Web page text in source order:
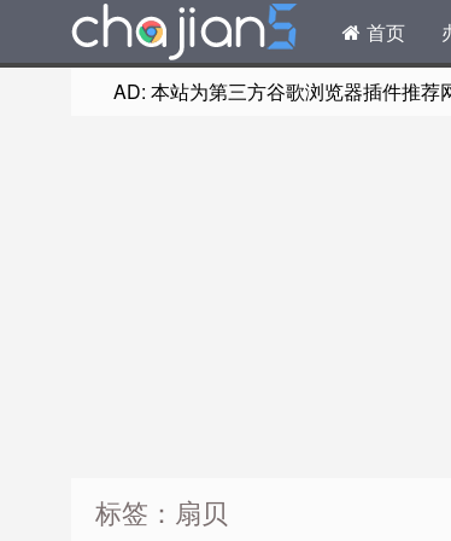
首页
AD: 本站为第三方谷歌浏览器插件推荐
标签：扇贝